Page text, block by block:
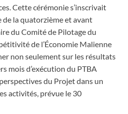
Cette cérémonie s’inscrivait
de la quatorzième et avant
du Comité de Pilotage du
de l’Économie Malienne
non seulement sur les résultats
mois d’exécution du PTBA
du Projet dans un
activités, prévue le 30